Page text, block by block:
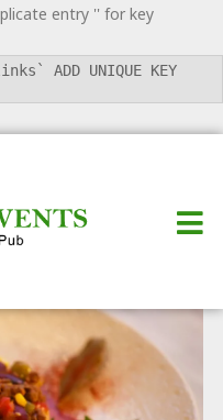
entry '' for key
ADD UNIQUE KEY